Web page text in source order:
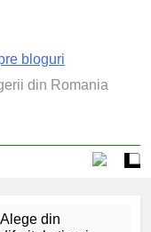
Cu Si
din Romania
Alege din